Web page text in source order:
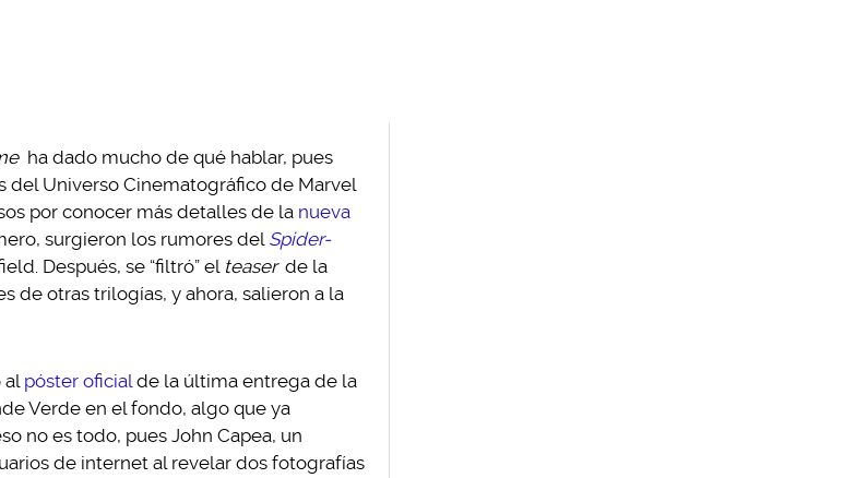
ha dado mucho de qué hablar, pues
del Universo Cinematográfico de Marvel
por conocer más detalles de la nueva
surgieron los rumores del Spider-
Después, se “filtró” el teaser de la
de otras trilogías, y ahora, salieron a la
al póster oficialde la última entrega de la
Verde en el fondo, algo que ya
no es todo, pues John Capea, un
de internet al revelar dos fotografías